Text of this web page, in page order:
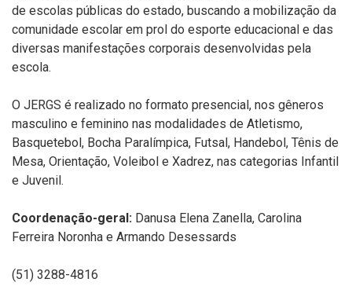
de escolas públicas do estado, buscando a mobilização da
comunidade escolar em prol do esporte educacional e das
diversas manifestações corporais desenvolvidas pela
escola.
O JERGS é realizado no formato presencial, nos gêneros
masculino e feminino nas modalidades de Atletismo,
Basquetebol, Bocha Paralímpica, Futsal, Handebol, Tênis de
Mesa, Orientação, Voleibol e Xadrez, nas categorias Infantil
e Juvenil.
Coordenação-geral: Danusa Elena Zanella, Carolina
Ferreira Noronha e Armando Desessards
(51) 3288-4816